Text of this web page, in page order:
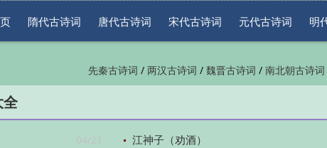
隋代古诗词 唐代古诗词 宋代古诗词 元代古诗词 明
先秦古诗词 / 两汉古诗词 / 魏晋古诗词 / 南北朝古诗词
明代古诗词/清代古诗词/近现代古诗词/古诗名句/
全
04/21 江神子（劝酒）